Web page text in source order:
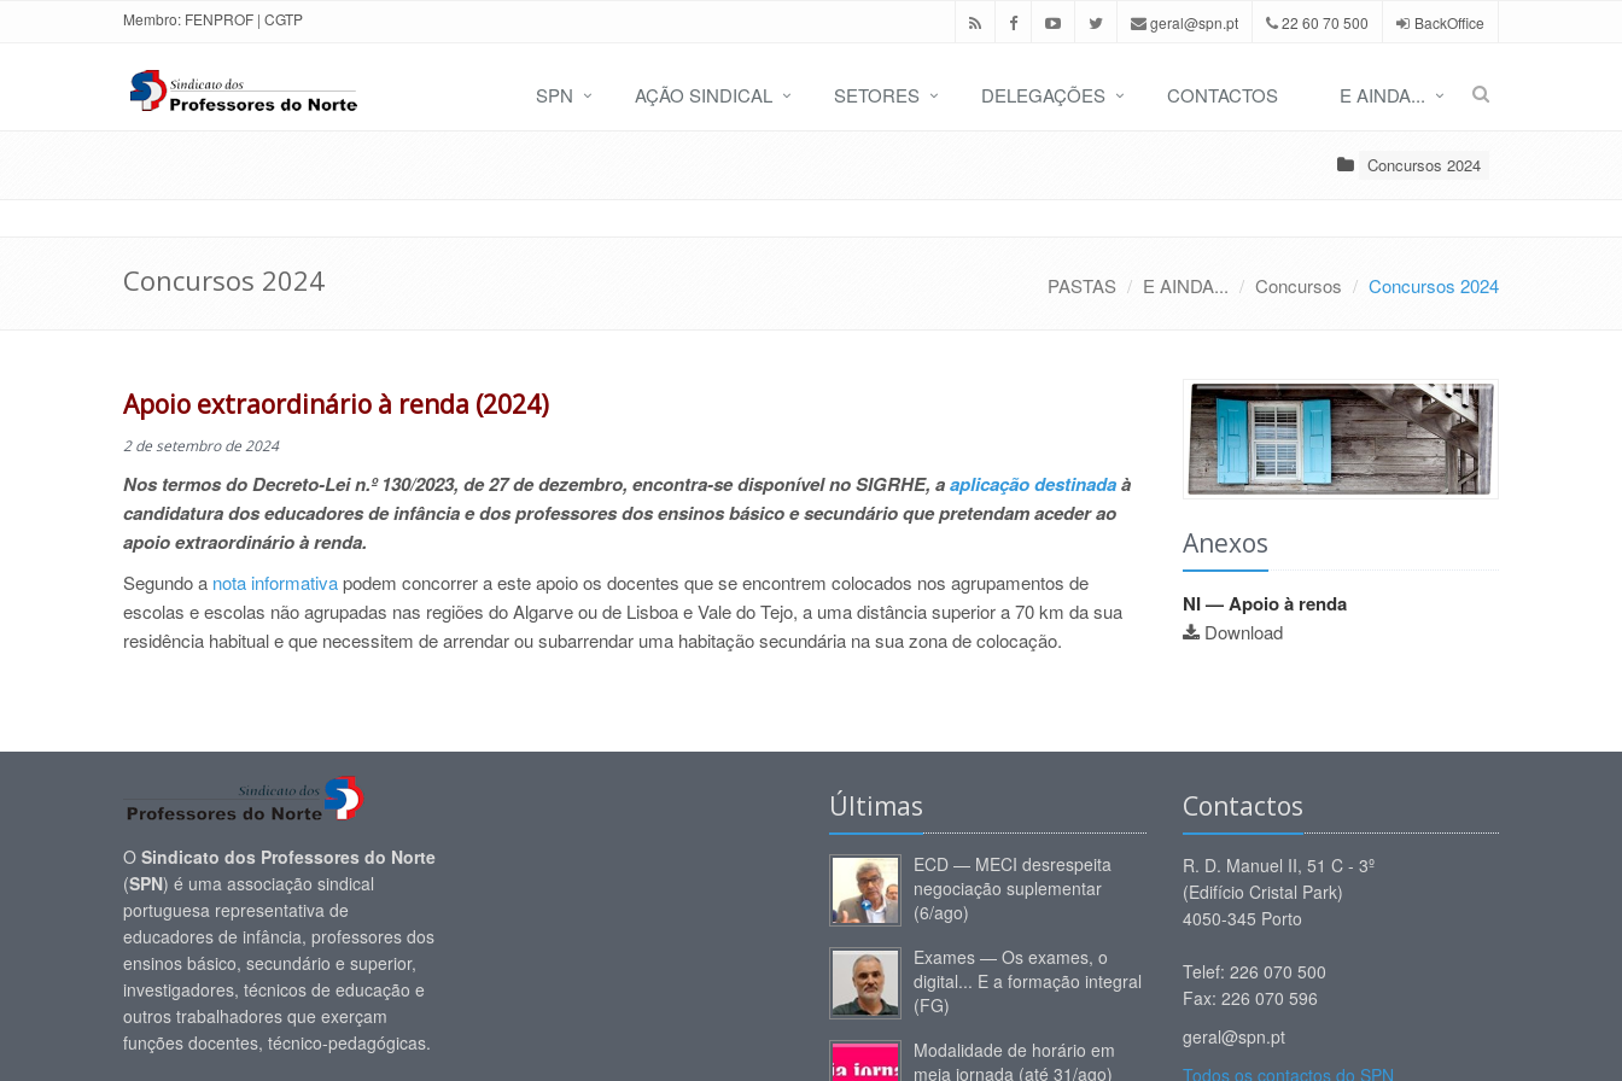
Membro: FENPROF | CGTP geral@spn.pt 22 60 70 500 BackOffice
SPN AÇÃO SINDICAL SETORES DELEGAÇÕES CONTACTOS E AINDA...
Concursos 2024
Concursos 2024 PASTAS E AINDA... Concursos Concursos 2024
Apoio extraordinário à renda (2024)
2 de setembro de 2024
Nos termos do Decreto-Lei n.º 130/2023, de 27 de dezembro, encontra-se disponível no SIGRHE, aaplicação destinadaà
candidatura dos educadores de infância e dos professores dos ensinos básico e secundário que pretendam aceder ao
apoio extraordinário à renda.
Segundo a nota informativapodem concorrer a este apoio os docentes que se encontrem colocados nos agrupamentos de
escolas e escolas não agrupadas nas regiões do Algarve ou de Lisboa e Vale do Tejo, a uma distância superior a 70 km da sua
residência habitual e que necessitem de arrendar ou subarrendar uma habitação secundária na sua zona de colocação.
Anexos
NI — Apoio à renda
Download
O Sindicato dos Professores do Norte
(SPN) é uma associação sindical
portuguesa representativa de
educadores de infância, professores dos
ensinos básico, secundário e superior,
investigadores, técnicos de educação e
outros trabalhadores que exerçam
funções docentes, técnico-pedagógicas.
Últimas
ECD — MECI desrespeita
negociação suplementar
(6/ago)
Exames — Os exames, o
digital... E a formação integral
(FG)
Modalidade de horário em
meia jornada (até 31/ago)
Contactos
R. D. Manuel II, 51 C - 3º
(Edifício Cristal Park)
4050-345 Porto
Telef: 226 070 500
Fax: 226 070 596
geral@spn.pt
Todos os contactos do SPN